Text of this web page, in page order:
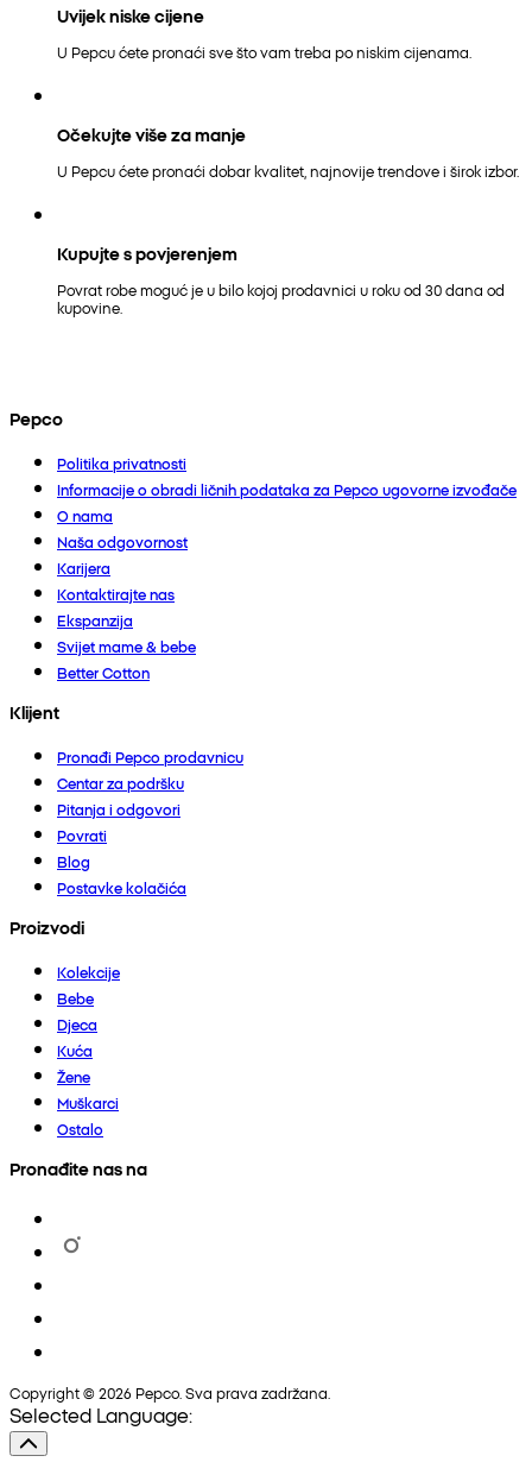
Uvijek niske cijene
U Pepcu ćete pronaći sve što vam treba po niskim cijenama.
Očekujte više za manje
U Pepcu ćete pronaći dobar kvalitet, najnovije trendove i širok izbor.
Kupujte s povjerenjem
Povrat robe moguć je u bilo kojoj prodavnici u roku od 30 dana od
kupovine.
Pepco
Politika privatnosti
Informacije o obradi ličnih podataka za Pepco ugovorne izvođače
O nama
Naša odgovornost
Karijera
Kontaktirajte nas
Ekspanzija
Svijet mame & bebe
Better Cotton
Klijent
Pronađi Pepco prodavnicu
Centar za podršku
Pitanja i odgovori
Povrati
Blog
Postavke kolačića
Proizvodi
Kolekcije
Bebe
Djeca
Kuća
Žene
Muškarci
Ostalo
Pronađite nas na
Copyright © 2026 Pepco. Sva prava zadržana.
Selected Language: